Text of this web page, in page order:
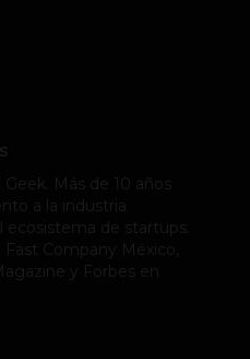
Geek
. Más de 10 años
a la industria
de startups.
Fast Company México,
y Forbes en